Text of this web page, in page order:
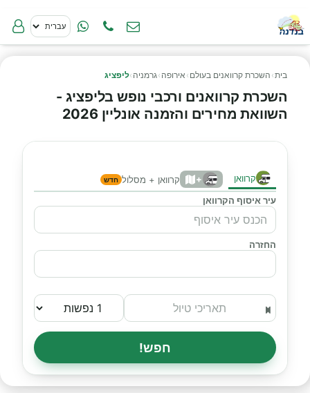
בית› השכרת קרוואנים בעולם › אירופה ›גרמניה ›ליפציג
השכרת קרוואנים ורכבי נופש בליפציג -
השוואת מחירים והזמנה אונליין 2026
קרוואן + קרוואן + מסלול חדש
עיר איסוף הקרוואן
החזרה
חפש!